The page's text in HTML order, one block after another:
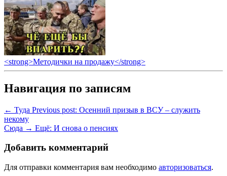
<strong>Методички на продажу</strong>
Навигация по записям
← Туда Previous post: Осенний призыв в ВСУ – служить
некому
Сюда → Ещё: И снова о пенсиях
Добавить комментарий
Для отправки комментария вам необходимо авторизоваться.